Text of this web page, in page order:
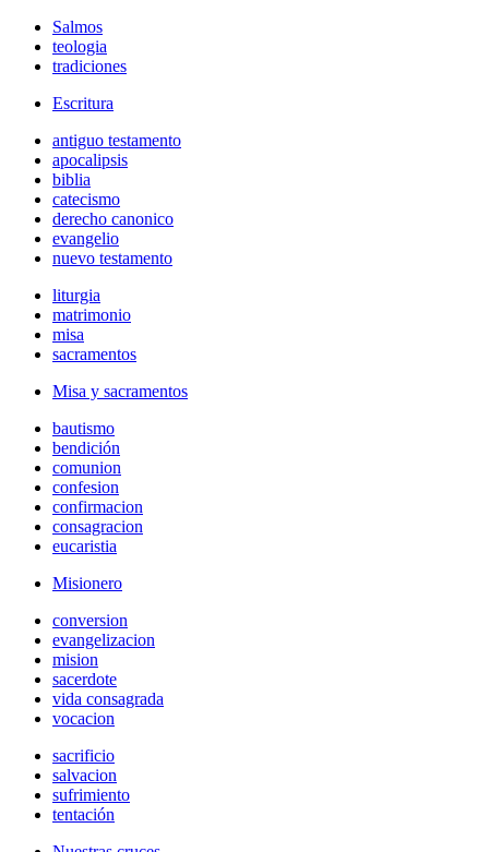
Salmos
teologia
tradiciones
Escritura
antiguo testamento
apocalipsis
biblia
catecismo
derecho canonico
evangelio
nuevo testamento
liturgia
matrimonio
misa
sacramentos
Misa y sacramentos
bautismo
bendición
comunion
confesion
confirmacion
consagracion
eucaristia
Misionero
conversion
evangelizacion
mision
sacerdote
vida consagrada
vocacion
sacrificio
salvacion
sufrimiento
tentación